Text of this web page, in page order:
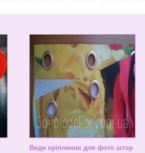
Види кріплення для фото штор